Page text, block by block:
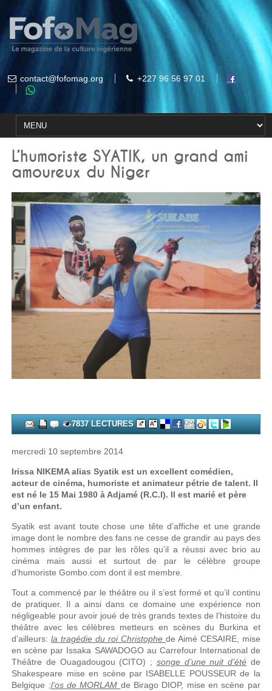
contact@fofomag.org +227 96 56 97 01
L’humoriste SYATIK, un grand ami
amoureux du Niger
7837 LECTURES
mercredi 10 septembre 2014
Irissa NIKEMA alias Syatik est un excellent comédien,
acteur de cinéma, humoriste et animateur pétrie de talent. Il
est né le 15 Mai 1980 à Adjamé (R.C.I). Il est marié et père
d’un enfant.
Syatik est avant toute chose une tête d’affiche et une grande
image dont le nombre des fans ne cesse de grandir au pays des
hommes intègres de par les rôles qu’il a réussi avec brio au
cinéma mais aussi et surtout de par le célèbre groupe
d’humoriste Gombo.com dont il est membre.
Tout a commencé par le théâtre ou il s’est formé et qu’il continu
de pratiquer. Il a ainsi dans ce domaine une expérience non
négligeable pour avoir joué de très grands textes de l’histoire du
théâtre avec les célèbres metteurs en scènes du Burkina et
d’ailleurs:la tragédie du roi Christophe de Aimé CESAIRE, mise
en scène par Issaka SAWADOGO au Carrefour International de
Théâtre de Ouagadougou (CITO) ; songe d’une nuit d’été de
Shakespeare mise en scène par ISABELLE POUSSEUR de la
Belgique ;l’os de MORLAM de Birago DIOP, mise en scène par